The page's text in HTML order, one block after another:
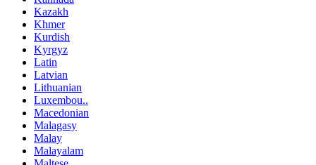
Kazakh
Khmer
Kurdish
Kyrgyz
Latin
Latvian
Lithuanian
Luxembou..
Macedonian
Malagasy
Malay
Malayalam